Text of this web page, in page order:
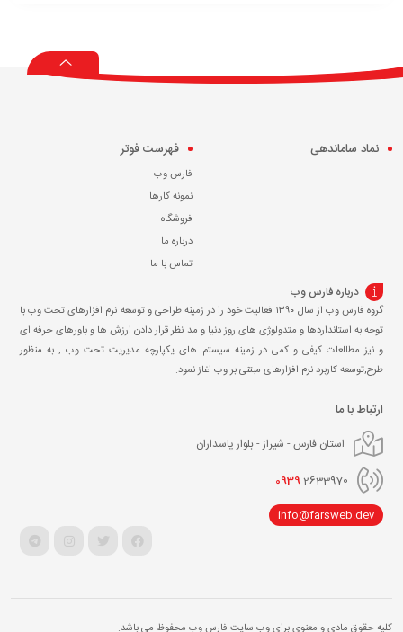
نماد ساماندهی فهرست فوتر
فارس وب
نمونه کارها
فروشگاه
درباره ما
تماس با ما
درباره فارس وب
گروه فارس وب از سال ۱۳۹۰ فعالیت خود را در زمینه طراحی و توسعه نرم افزارهای تحت وب با
توجه به استانداردها و متدولوژی های روز دنیا و مد نظر قرار دادن ارزش ها و باورهای حرفه ای
و نیز مطالعات کیفی و کمی در زمینه سیستم های یکپارچه مدیریت تحت وب , به منظور
طرح,توسعه کاربرد نرم افزارهای مبتنی بر وب اغاز نمود.
ارتباط با ما
استان فارس - شیراز - بلوار پاسداران
09392633970
info@farsweb.dev
کلیه حقوق مادی و معنوی برای وب سایت فارس وب محفوظ می باشد.